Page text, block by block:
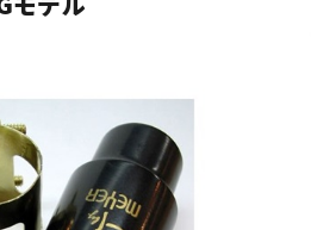
ウクレレ
パーカッション